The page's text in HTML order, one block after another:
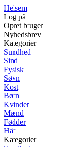
Helsem
Log på
Opret bruger
Nyhedsbrev
Kategorier
Sundhed
Sind
Fysisk
Søvn
Kost
Børn
Kvinder
Mænd
Fødder
Hår
Kategorier